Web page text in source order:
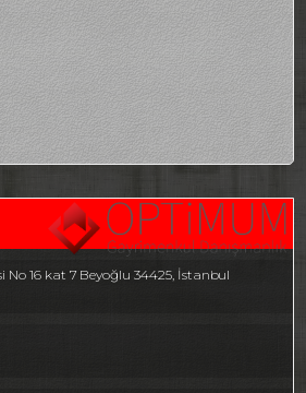
No 16 kat 7 Beyoğlu 34425, İstanbul